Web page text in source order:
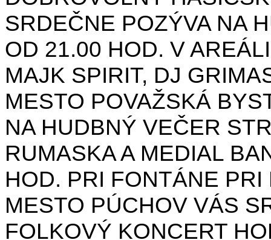
SRDEČNE POZÝVA NA
OD 21.00 HOD. V
MAJK SPIRIT, DJ
MESTO POVAŽSKÁ
NA HUDBNÝ VEČER
RUMASKA A MEDIAL
HOD. PRI FONTÁNE PRI
MESTO PÚCHOV VÁS
FOLKOVÝ KONCERT